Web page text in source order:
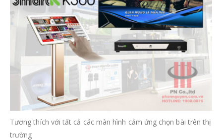
Tương thích với tất cả các màn hình cảm ứng chọn bài trên thị
trường